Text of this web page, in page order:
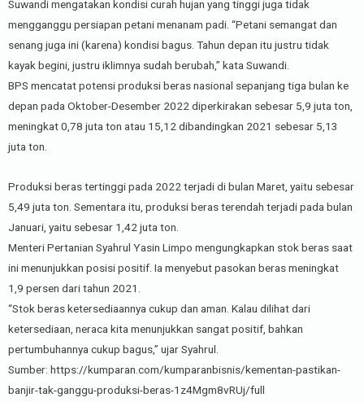
Suwandi mengatakan kondisi curah hujan yang tinggi juga tidak
mengganggu persiapan petani menanam padi. “Petani semangat dan
senang juga ini (karena) kondisi bagus. Tahun depan itu justru tidak
kayak begini, justru iklimnya sudah berubah,” kata Suwandi.
BPS mencatat potensi produksi beras nasional sepanjang tiga bulan ke
depan pada Oktober-Desember 2022 diperkirakan sebesar 5,9 juta ton,
meningkat 0,78 juta ton atau 15,12 dibandingkan 2021 sebesar 5,13
juta ton.
Produksi beras tertinggi pada 2022 terjadi di bulan Maret, yaitu sebesar
5,49 juta ton. Sementara itu, produksi beras terendah terjadi pada bulan
Januari, yaitu sebesar 1,42 juta ton.
Menteri Pertanian Syahrul Yasin Limpo mengungkapkan stok beras saat
ini menunjukkan posisi positif. Ia menyebut pasokan beras meningkat
1,9 persen dari tahun 2021.
“Stok beras ketersediaannya cukup dan aman. Kalau dilihat dari
ketersediaan, neraca kita menunjukkan sangat positif, bahkan
pertumbuhannya cukup bagus,” ujar Syahrul.
Sumber: https://kumparan.com/kumparanbisnis/kementan-pastikan-
banjir-tak-ganggu-produksi-beras-1z4Mgm8vRUj/full